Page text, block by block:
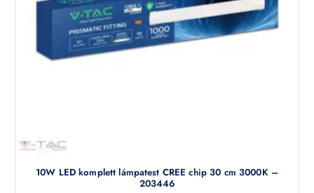
10W LED komplett lámpatest CREE chip 30 cm 3000K –
203446